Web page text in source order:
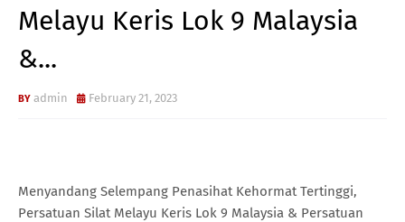
Melayu Keris Lok 9 Malaysia
&...
admin February 21, 2023
Menyandang Selempang Penasihat Kehormat Tertinggi,
Persatuan Silat Melayu Keris Lok 9 Malaysia & Persatuan